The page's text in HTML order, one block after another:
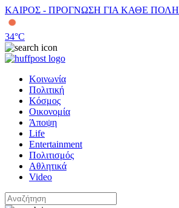
ΚΑΙΡΟΣ - ΠΡΟΓΝΩΣΗ ΓΙΑ ΚΑΘΕ ΠΟΛΗ
34°C
Κοινωνία
Πολιτική
Κόσμος
Οικονομία
Άποψη
Life
Entertainment
Πολιτισμός
Αθλητικά
Video